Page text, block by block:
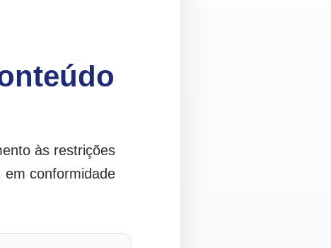
às restrições
em conformidade